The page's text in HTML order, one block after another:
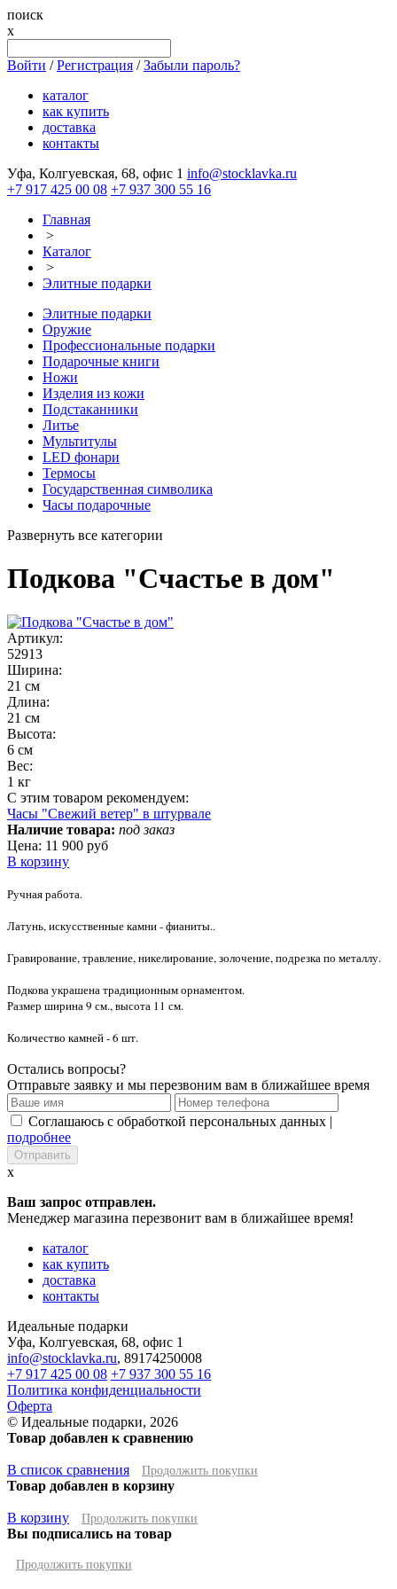
поиск
x
Войти / Регистрация / Забыли пароль?
каталог
как купить
доставка
контакты
Уфа, Колгуевская, 68, офис 1 info@stocklavka.ru
+7 917 425 00 08 +7 937 300 55 16
Главная
>
Каталог
>
Элитные подарки
Элитные подарки
Оружие
Профессиональные подарки
Подарочные книги
Ножи
Изделия из кожи
Подстаканники
Литье
Мультитулы
LED фонари
Термосы
Государственная символика
Часы подарочные
Развернуть все категории
Подкова "Счастье в дом"
Артикул:
52913
Ширина:
21 см
Длина:
21 см
Высота:
6 см
Вес:
1 кг
С этим товаром рекомендуем:
Часы "Свежий ветер" в штурвале
Наличие товара: под заказ
Цена: 11 900 руб
В корзину
Ручная работа.
Латунь, искусственные камни - фианиты..
Гравирование, травление, никелирование, золочение, подрезка по металлу.
Подкова украшена традиционным орнаментом.
Размер ширина 9 см., высота 11 см.
Количество камней - 6 шт.
Остались вопросы?
Отправьте заявку и мы перезвоним вам в ближайшее время
Соглашаюсь с обработкой персональных данных |
подробнее
x
Ваш запрос отправлен.
Менеджер магазина перезвонит вам в ближайшее время!
каталог
как купить
доставка
контакты
Идеальные подарки
Уфа, Колгуевская, 68, офис 1
info@stocklavka.ru, 89174250008
+7 917 425 00 08 +7 937 300 55 16
Политика конфиденциальности
Оферта
© Идеальные подарки, 2026
Товар добавлен к сравнению
В список сравнения Продолжить покупки
Товар добавлен в корзину
В корзину Продолжить покупки
Вы подписались на товар
Продолжить покупки